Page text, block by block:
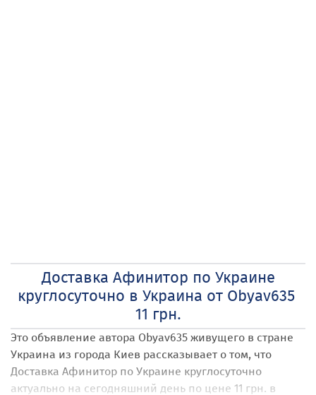
Доставка Афинитор по Украине
круглосуточно в Украина от Obyav635
11 грн.
Это объявление автора Obyav635 живущего в стране
Украина из города Киев рассказывает о том, что
Доставка Афинитор по Украине круглосуточно
актуально на сегодняшний день по цене 11 грн. в